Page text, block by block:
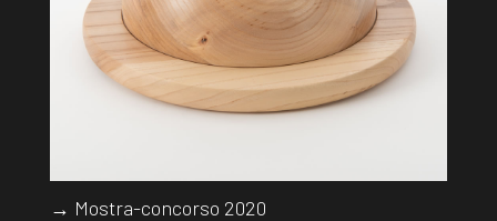
→ Mostra-concorso 2020